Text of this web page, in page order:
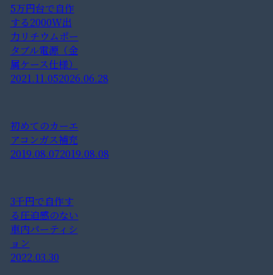
5万円台で自作
する2000W出
力リチウムポー
タブル電源（金
属ケース仕様）
2021.11.052026.06.28
初めてのカーエ
アコンガス補充
2019.08.072019.08.08
3千円で自作す
る圧迫感のない
車内パーティシ
ョン
2022.03.30